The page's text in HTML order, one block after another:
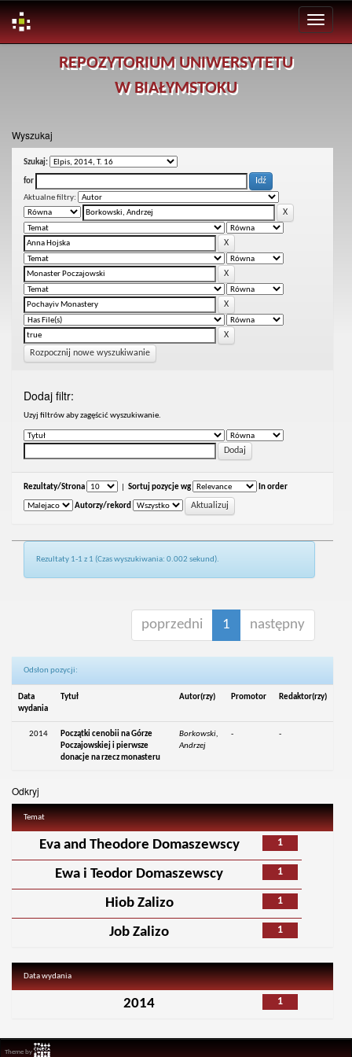
REPOZYTORIUM UNIWERSYTETU
W BIAŁYMSTOKU
Wyszukaj
Szukaj:
for
Aktualne filtry:
Rozpocznij nowe wyszukiwanie
Dodaj filtr:
Uzyj filtrów aby zagęścić wyszukiwanie.
Rezultaty/Strona Sortuj pozycje wg In order
Autorzy/rekord
Rezultaty 1-1 z 1 (Czas wyszukiwania: 0.002 sekund).
poprzedni 1 następny
Odsłon pozycji:
Data
wydania
Tytuł Autor(rzy) Promotor Redaktor(rzy)
2014
Początki cenobii na Górze
Poczajowskiej i pierwsze
donacje na rzecz monasteru
Borkowski,
Andrzej
- -
Odkryj
Temat
1
Eva and Theodore Domaszewscy
1
Ewa i Teodor Domaszewscy
1
Hiob Zalizo
1
Job Zalizo
Data wydania
1
2014
Theme by